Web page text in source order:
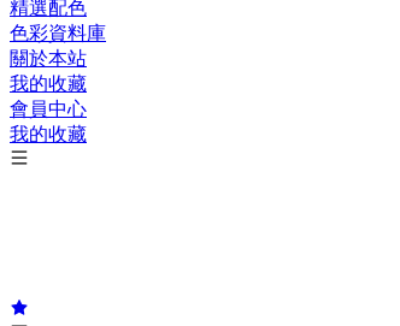
精選配色
色彩資料庫
關於本站
我的收藏
會員中心
我的收藏